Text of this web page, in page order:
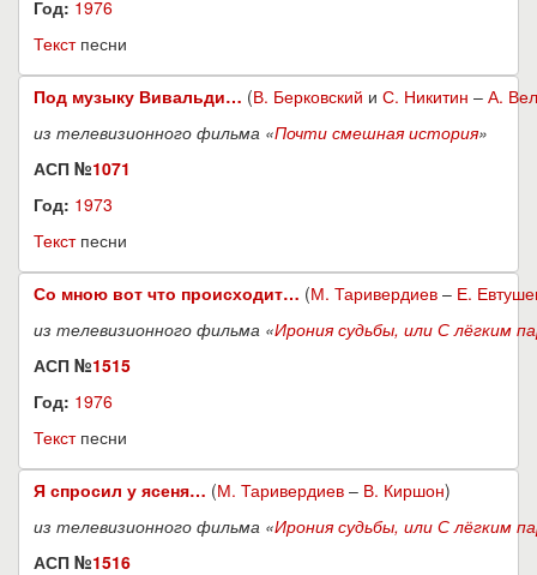
Год: 1976
Текстпесни
Под музыку Вивальди… (В. Берковский и С. Никитин – А.
из телевизионного фильма «Почти смешная история»
АСП №1071
Год: 1973
Текстпесни
Со мною вот что происходит… (М. Таривердиев – Е.
из телевизионного фильма «Ирония судьбы, или С лёгким
АСП №1515
Год: 1976
Текстпесни
Я спросил у ясеня… (М. Таривердиев – В. Киршон)
из телевизионного фильма «Ирония судьбы, или С лёгким
АСП №1516